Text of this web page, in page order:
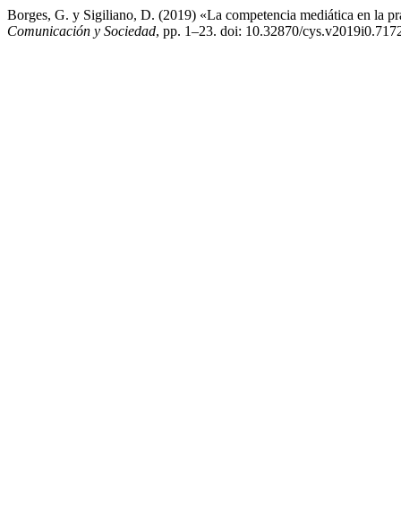
Borges, G. y Sigiliano, D. (2019) «La competencia mediática en la
Comunicación y Sociedad, pp. 1–23. doi: 10.32870/